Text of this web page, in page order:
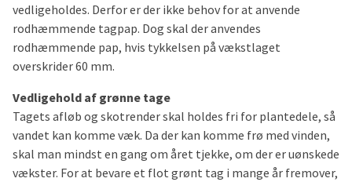
vedligeholdes. Derfor er der ikke behov for at anvende
rodhæmmende tagpap. Dog skal der anvendes
rodhæmmende pap, hvis tykkelsen på vækstlaget
overskrider 60 mm.
Vedligehold af grønne tage
Tagets afløb og skotrender skal holdes fri for plantedele, så
vandet kan komme væk. Da der kan komme frø med vinden,
skal man mindst en gang om året tjekke, om der er uønskede
vækster. For at bevare et flot grønt tag i mange år fremover,